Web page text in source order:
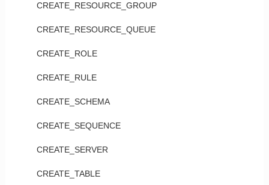
CREATE_RESOURCE_GROUP
CREATE_RESOURCE_QUEUE
CREATE_ROLE
CREATE_RULE
CREATE_SCHEMA
CREATE_SEQUENCE
CREATE_SERVER
CREATE_TABLE